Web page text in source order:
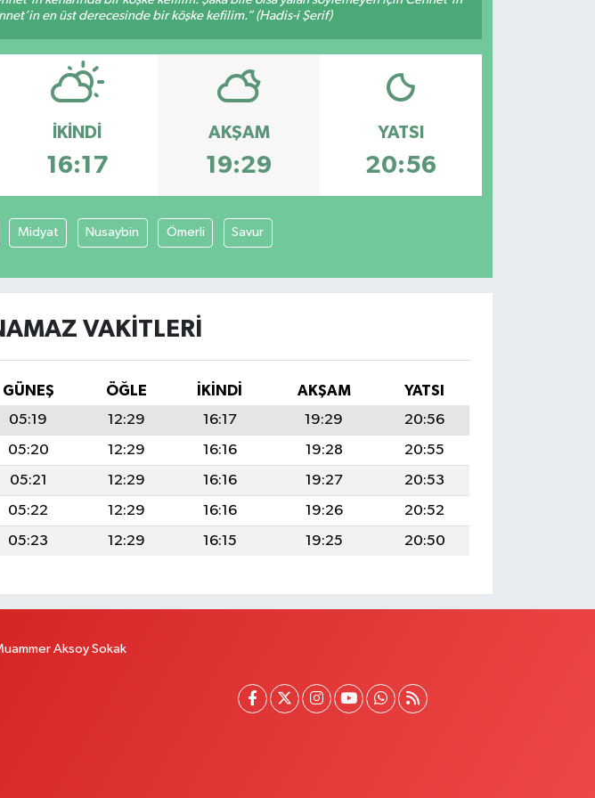
en üst derecesinde bir köşke kefilim.” (Hadis-i Şerif)
İKINDI
16:17
AKŞAM
19:29
YATSI
20:56
Midyat Nusaybin Ömerli Savur
VAKITLERI
GÜNEŞ ÖĞLE İKINDI AKŞAM
YATSI
05:19 12:29 16:17 19:29
20:56
05:20 12:29 16:16 19:28
20:55
05:21 12:29 16:16 19:27
20:53
05:22 12:29 16:16 19:26
20:52
05:23 12:29 16:15 19:25 20:50
Aksoy Sokak